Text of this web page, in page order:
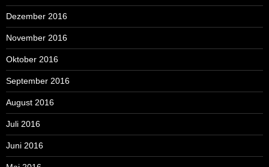
Dezember 2016
November 2016
Oktober 2016
September 2016
August 2016
Juli 2016
Juni 2016